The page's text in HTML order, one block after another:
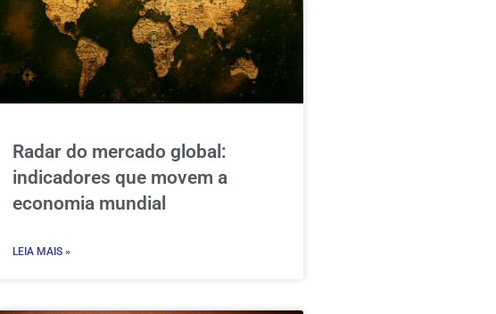
Radar do mercado global:
indicadores que movem a
economia mundial
LEIA MAIS »